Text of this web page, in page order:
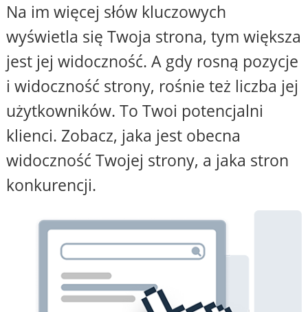
Na im więcej słów kluczowych
wyświetla się Twoja strona, tym większa
jest jej widoczność. A gdy rosną pozycje
i widoczność strony, rośnie też liczba jej
użytkowników. To Twoi potencjalni
klienci. Zobacz, jaka jest obecna
widoczność Twojej strony, a jaka stron
konkurencji.